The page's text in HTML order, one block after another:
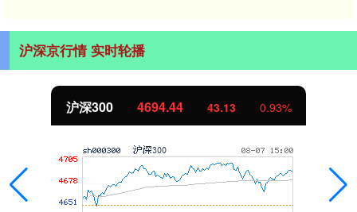
沪深京行情 实时轮播
4694.44 43.13 0.93%